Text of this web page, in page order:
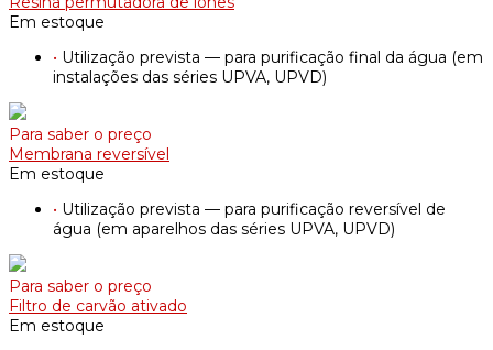
Em estoque
• Utilização prevista — para purificação final da água (em
instalações das séries UPVA, UPVD)
Para saber o preço
Membrana reversível
Em estoque
• Utilização prevista — para purificação reversível de
água (em aparelhos das séries UPVA, UPVD)
Para saber o preço
Filtro de carvão ativado
Em estoque